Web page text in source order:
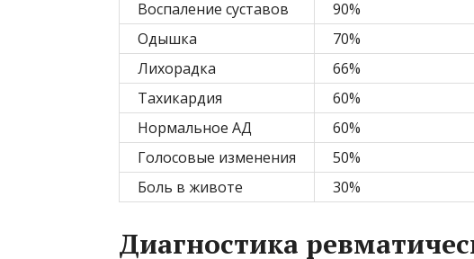
Воспаление суставов
90%
Одышка
70%
Лихорадка
66%
Тахикардия
60%
Нормальное АД
60%
Голосовые изменения
50%
Боль в животе
30%
Диагностика